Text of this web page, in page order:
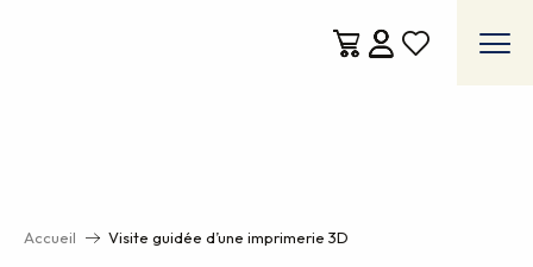
Accueil Visite guidée d’une imprimerie 3D